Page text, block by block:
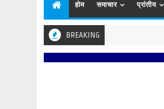
होम समाचार प्रांतीय
BREAKING